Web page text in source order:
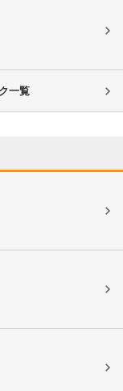
一覧